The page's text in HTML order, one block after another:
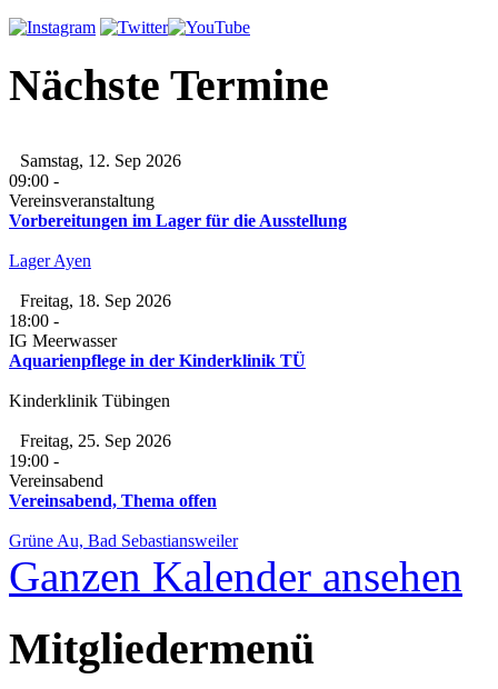
Nächste Termine
Samstag, 12. Sep 2026
09:00 -
Vereinsveranstaltung
Vorbereitungen im Lager für die Ausstellung
Lager Ayen
Freitag, 18. Sep 2026
18:00 -
IG Meerwasser
Aquarienpflege in der Kinderklinik TÜ
Kinderklinik Tübingen
Freitag, 25. Sep 2026
19:00 -
Vereinsabend
Vereinsabend, Thema offen
Grüne Au, Bad Sebastiansweiler
Ganzen Kalender ansehen
Mitgliedermenü